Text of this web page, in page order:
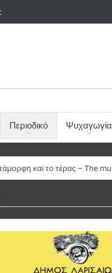
Περιοδικό Ψυχαγωγία
– The musical» στο ΔΩΛ